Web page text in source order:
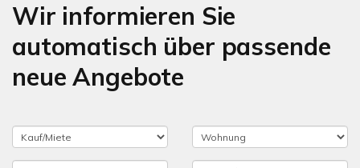
Wir informieren Sie
automatisch über passende
neue Angebote